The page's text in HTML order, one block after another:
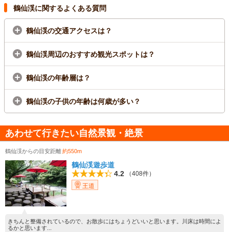
狩りが楽しめます。
鶴仙渓に関するよくある質問
鶴仙渓の交通アクセスは？
鶴仙渓周辺のおすすめ観光スポットは？
鶴仙渓の年齢層は？
鶴仙渓の子供の年齢は何歳が多い？
あわせて行きたい自然景観・絶景
鶴仙渓からの目安距離約550m
鶴仙渓遊歩道
4.2
（408件）
王道
きちんと整備されているので、お散歩にはちょうどいいと思います。川床は時間によ
るかと思います...